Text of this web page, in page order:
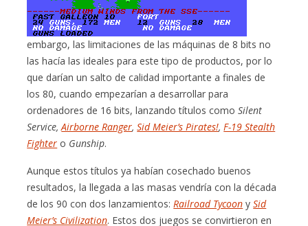
embargo, las limitaciones de las máquinas de 8 bits no
las hacía las ideales para este tipo de productos, por lo
que darían un salto de calidad importante a finales de
los 80, cuando empezarían a desarrollar para
ordenadores de 16 bits, lanzando títulos comoSilent
Service,Airborne Ranger,Sid Meier’s Pirates!, F-19 Stealth
Fighter o Gunship.
Aunque estos títulos ya habían cosechado buenos
resultados, la llegada a las masas vendría con la década
de los 90 con dos lanzamientos: Railroad Tycoon ySid
Meier’s Civilization. Estos dos juegos se convirtieron en